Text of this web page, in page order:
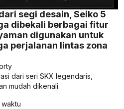
segi desain, Seiko 5
dibekali berbagai fitur
digunakan untuk
perjalanan lintas zona
dari seri SKX legendaris,
mudah dikenali.